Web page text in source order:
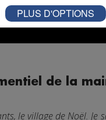
de la
le village de Noël.
PLUS D'OPTIONS